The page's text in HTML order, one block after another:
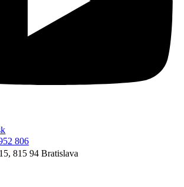
806
815 94 Bratislava